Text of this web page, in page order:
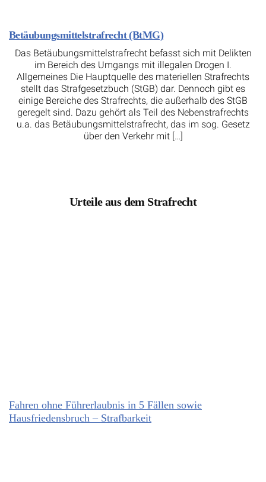
Betäubungsmittelstrafrecht (BtMG)
Das Betäubungsmittelstrafrecht befasst sich mit Delikten
im Bereich des Umgangs mit illegalen Drogen I.
Allgemeines Die Hauptquelle des materiellen Strafrechts
stellt das Strafgesetzbuch (StGB) dar. Dennoch gibt es
einige Bereiche des Strafrechts, die außerhalb des StGB
geregelt sind. Dazu gehört als Teil des Nebenstrafrechts
u.a. das Betäubungsmittelstrafrecht, das im sog. Gesetz
über den Verkehr mit […]
Urteile aus dem Strafrecht
Fahren ohne Führerlaubnis in 5 Fällen sowie
Hausfriedensbruch – Strafbarkeit